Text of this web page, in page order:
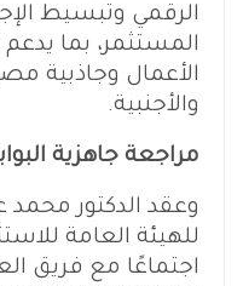
الرقمي وتبسيط
المستثمر، بما
الأعمال وجاذبية
والأجنبية.
مراجعة جاهزية
وعقد الدكتور محمد
للهيئة العامة
اجتماعًا مع فريق